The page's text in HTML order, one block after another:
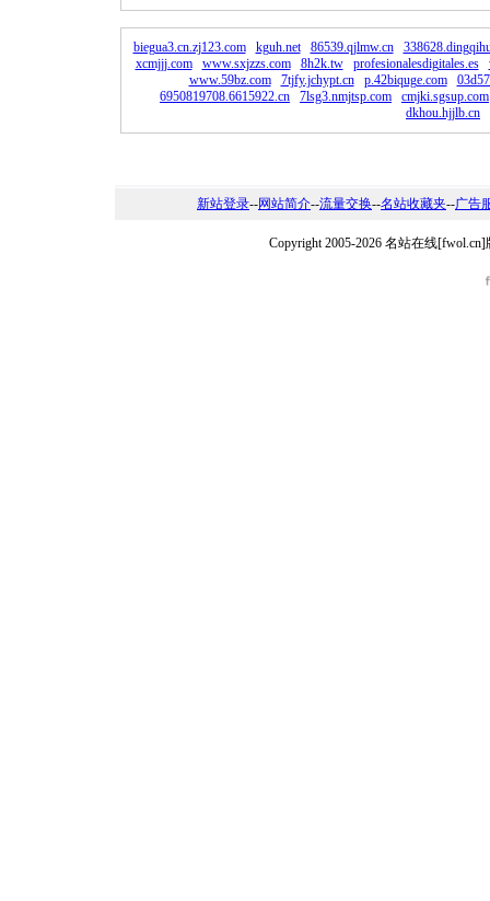
biegua3.cn.zj123.com kguh.net 86539.qjlmw.cn
xcmjjj.com
www.sxjzzs.com 8h2k.tw profesionalesdigitales.es
www.59bz.com
7tjfy.jchypt.cn p.42biquge.com
6950819708.6615922.cn
7lsg3.nmjtsp.com
cmjki.sgsup.com
dkhou.hjjlb.cn
新站登录--网站简介--流量交换--名站收藏夹--广告
Copyright 2005-2026 名站在线